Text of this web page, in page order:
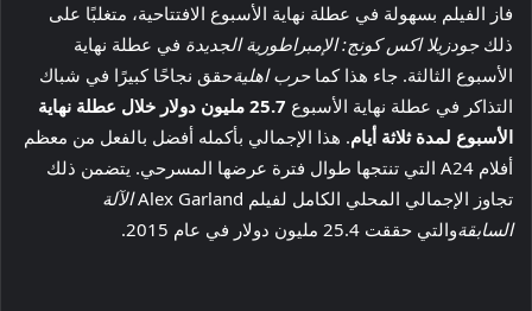
فاز الفيلم بسهولة في عطلة نهاية الأسبوع الافتتاحية، متغلبًا على
ذلكجودزيلا اكس كونج: الإمبراطورية الجديدة في عطلة نهاية
الأسبوع الثالثة. جاء هذا كماحرب اهليةحقق نجاحًا كبيرًا في شباك
التذاكر في عطلة نهاية الأسبوع
25.7 مليون دولار خلال عطلة نهاية
الأسبوع لمدة ثلاثة أيام. هذا الإجمالي بأكمله أفضل بالفعل من معظم
أفلام A24 التي تنتجها طوال فترة عرضها المسرحي. يتضمن ذلك
تجاوز الإجمالي المحلي الكامل لفيلم Alex Garland
الآلة
السابقةوالتي حققت 25.4 مليون دولار في عام 2015.